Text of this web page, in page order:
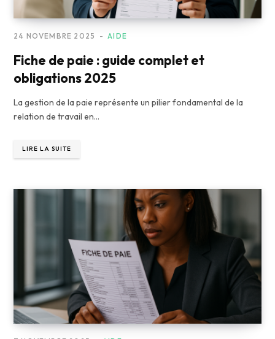
AIDE
24 NOVEMBRE 2025
Fiche de paie : guide complet et
obligations 2025
La gestion de la paie représente un pilier fondamental de la
relation de travail en…
LIRE LA SUITE